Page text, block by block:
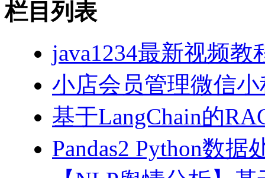
栏目列表
java1234最新视频教
小店会员管理微信
基于LangChain的
Pandas2 Python数